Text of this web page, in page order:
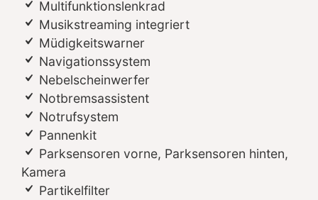
Multifunktionslenkrad
Musikstreaming integriert
Müdigkeitswarner
Navigationssystem
Nebelscheinwerfer
Notbremsassistent
Notrufsystem
Pannenkit
Parksensoren vorne, Parksensoren hinten,
Kamera
Partikelfilter